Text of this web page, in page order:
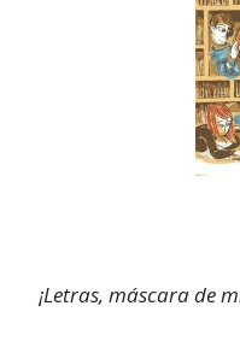
¡Letras, máscara de